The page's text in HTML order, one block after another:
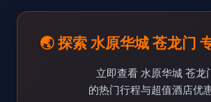
🌏 探索 水原华城 苍龙门
立即查看 水原华城 苍龙
的热门行程与超值酒店优惠